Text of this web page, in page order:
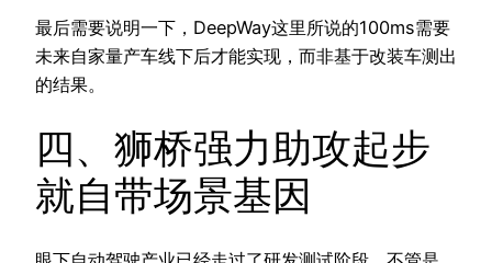
最后需要说明一下，DeepWay这里所说的100ms需要
未来自家量产车线下后才能实现，而非基于改装车测出
的结果。
四、狮桥强力助攻起步
就自带场景基因